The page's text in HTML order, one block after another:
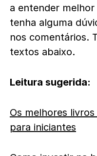
a entender
tenha alguma
nos comentários.
textos abaixo.
Leitura sugerida:
Os melhores
para iniciantes